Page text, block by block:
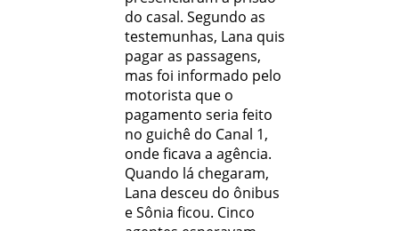
do casal. Segundo as
testemunhas, Lana quis
pagar as passagens,
mas foi informado pelo
motorista que o
pagamento seria feito
no guichê do Canal 1,
onde ficava a agência.
Quando lá chegaram,
Lana desceu do ônibus
e Sônia ficou. Cinco